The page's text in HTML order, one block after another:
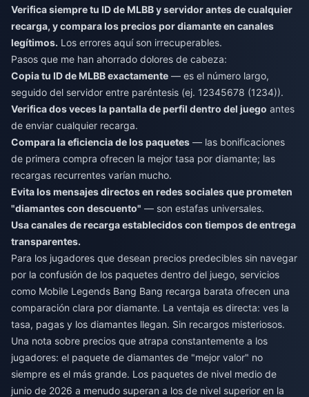
Verifica siempre tu ID de MLBB y servidor antes de cualquier
recarga, y compara los precios por diamante en canales
legítimos. Los errores aquí son irrecuperables.
Pasos que me han ahorrado dolores de cabeza:
Copia tu ID de MLBB exactamente — es el número largo,
seguido del servidor entre paréntesis (ej. 12345678 (1234)).
Verifica dos veces la pantalla de perfil dentro del juego antes
de enviar cualquier recarga.
Compara la eficiencia de los paquetes — las bonificaciones
de primera compra ofrecen la mejor tasa por diamante; las
recargas recurrentes varían mucho.
Evita los mensajes directos en redes sociales que prometen
"diamantes con descuento" — son estafas universales.
Usa canales de recarga establecidos con tiempos de entrega
transparentes.
Para los jugadores que desean precios predecibles sin navegar
por la confusión de los paquetes dentro del juego, servicios
como Mobile Legends Bang Bang recarga barata ofrecen una
comparación clara por diamante. La ventaja es directa: ves la
tasa, pagas y los diamantes llegan. Sin recargos misteriosos.
Una nota sobre precios que atrapa constantemente a los
jugadores: el paquete de diamantes de "mejor valor" no
siempre es el más grande. Los paquetes de nivel medio de
junio de 2026 a menudo superan a los de nivel superior en la